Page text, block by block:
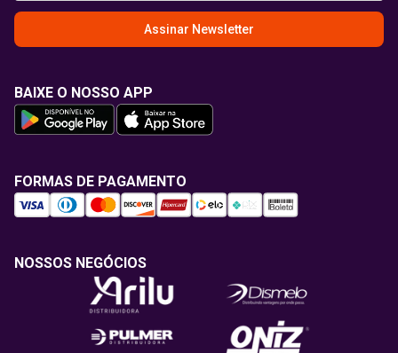
Assinar Newsletter
BAIXE O NOSSO APP
FORMAS DE PAGAMENTO
NOSSOS NEGÓCIOS